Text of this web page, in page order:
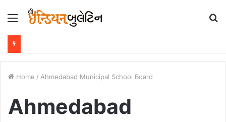
Menu
Home / Ahmedabad Municipal School Board
Ahmedabad